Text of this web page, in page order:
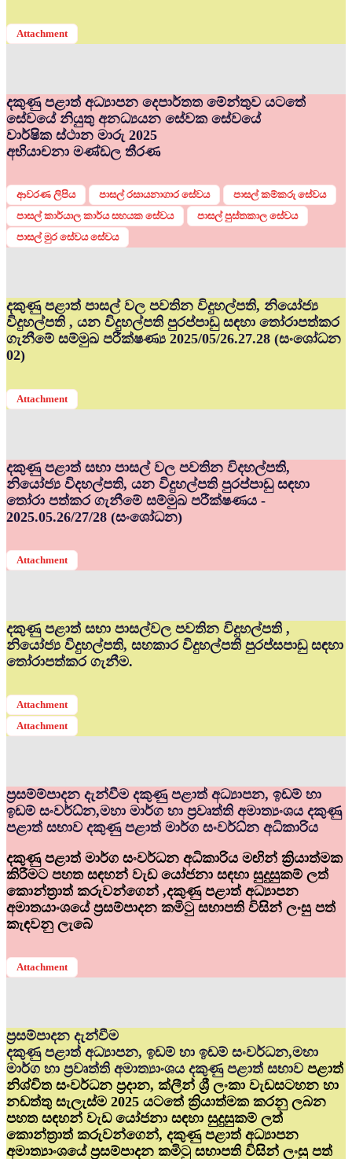
Attachment
දකුණු පළාත් අධ්‍යාපන දෙපාර්තත මේන්තුව යටතේ
සේවයේ නියුතු අනධ්‍යයන සේවක සේවයේ
වාර්ෂික ස්ථාන මාරු 2025
අභියාචනා මණ්ඩල තීරණ
ආවරණ ලිපිය පාසල් රසායනාගාර සේවය
පාසල් කම්කරු සේවය
පාසල් කාර්යාල කාර්ය සහයක සේවය
පාසල් පුස්තකාල සේවය
පාසල් මුර සේවය සේවය
දකුණු පළාත් පාසල් වල පවතින විදුහල්පති, නියෝජ්‍ය
විදුහල්පති , යන විදුහල්පති පුරප්පාඩු සඳහා තෝරාපත්කර
ගැනීමේ සම්මුඛ පරීක්ෂණ්‍ය 2025/05/26.27.28 (සංශෝධන
02)
Attachment
දකුණු පළාත් සභා පාසල් වල පවතින විදහල්පති,
නියෝජ්‍ය විදහල්පති, යන විදුහල්පති පුරප්පාඩු සඳහා
තෝරා පත්කර ගැනීමේ සම්මුඛ පරීක්ෂණය -
2025.05.26/27/28 (සංශෝධන)
Attachment
දකුණු පළාත් සභා පාසල්වල පවතින විදුහල්පති ,
නියෝජ්‍ය විදුහල්පති, සහකාර විදුහල්පති පුරප්සපාඩු සඳහා
තෝරාපත්කර ගැනීම.
Attachment
Attachment
ප්‍රසම්ම්පාදන දැන්වීම දකුණු පළාත් අධ්‍යාපන, ඉඩම් හා
ඉඩම් සංවර්ධ්‍න,මහා මාර්ග හා ප්‍රවෘත්ති අමාත්‍යංශය දකුණු
පළාත් සභාව දකුණු පළාත් මාර්ග සංවර්ධ්‍න අධිකාරිය
දකුණු පළාත් මාර්ග සංවර්ධන අධිකාරිය මඟින් ක්‍රියාත්මක
කිරීමට පහත සඳහන් වැඩ යෝජනා සඳහා සුදුසුකම් ලත්
කොන්ත්‍රාත් කරුවන්ගෙන් ,දකුණු පළාත් අධ්‍යාපන
අමාතයාංශයේ ප්‍රසම්පාදන කමිටු සභාපති විසින් ලංසු පත්
කැඳවනු ලැබේ
Attachment
ප්‍රසම්පාදන දැන්වීම
දකුණු පළාත් අධ්‍යාපන, ඉඩම් හා ඉඩම් සංවර්ධන,මහා
මාර්ග හා ප්‍රවෘත්ති අමාත්‍යාංශය දකුණු පළාත් සභාව පළාත්
නිශ්චිත සංවර්ධන ප්‍රදාන, ක්ලීන් ශ්‍රී ලංකා වැඩසටහන හා
නඩත්තු සැලැස්ම 2025 යටතේ ක්‍රියාත්මක කරනු ලබන
පහත සඳහන් වැඩ යෝජනා සඳහා සුදුසුකම් ලත්
කොන්ත්‍රාත් කරුවන්ගෙන්, දකුණු පළාත් අධ්‍යාපන
අමාත්‍යාංශයේ ප්‍රසම්පාදන කමිටු සභාපති විසින් ලංසු පත්